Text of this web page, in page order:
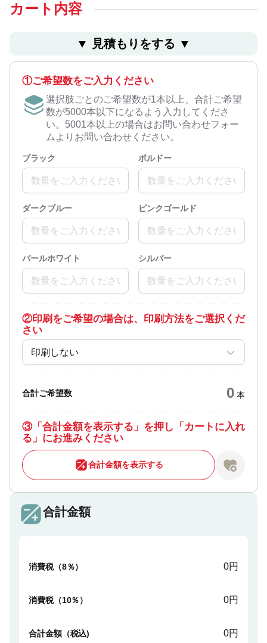
カート内容
▼ ⾒積もりをする ▼
①ご希望数をご入力ください
選択肢ごとのご希望数が1本以上、合計ご希望
数が5000本以下になるよう入力してくださ
い。5001本以上の場合はお問い合わせフォー
ムよりお問い合わせください。
ブラック ボルドー
ダークブルー ピンクゴールド
パールホワイト シルバー
②印刷をご希望の場合は、印刷方法をご選択くだ
さい
印刷しない
合計ご希望数 0 本
③「合計金額を表示する」を押し「カートに入れ
る」にお進みください
合計金額を表示する
合計金額
消費税（8％） 0円
消費税（10％） 0円
合計金額（税込) 0円